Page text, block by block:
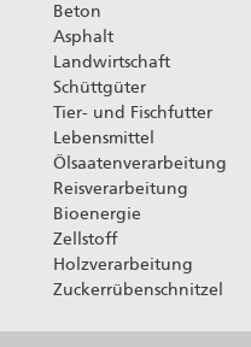
Beton
Asphalt
Landwirtschaft
Schüttgüter
Tier- und Fischfutter
Lebensmittel
Ölsaatenverarbeitung
Reisverarbeitung
Bioenergie
Zellstoff
Holzverarbeitung
Zuckerrübenschnitzel